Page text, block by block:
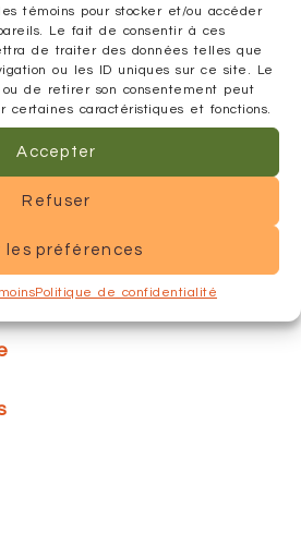
témoins pour stocker et/ou accéder
Le fait de consentir à ces
de traiter des données telles que
ou les ID uniques sur ce site. Le
de retirer son consentement peut
caractéristiques et fonctions.
Accepter
Refuser
les préférences
Politique de confidentialité